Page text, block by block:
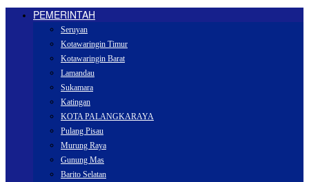
PEMERINTAH
Seruyan
Kotawaringin Timur
Kotawaringin Barat
Lamandau
Sukamara
Katingan
KOTA PALANGKARAYA
Pulang Pisau
Murung Raya
Gunung Mas
Barito Selatan